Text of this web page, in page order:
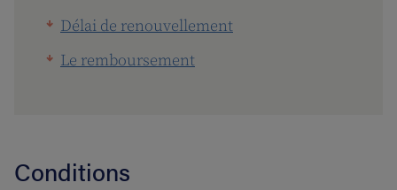
Délai de renouvellement
Le remboursement
Conditions